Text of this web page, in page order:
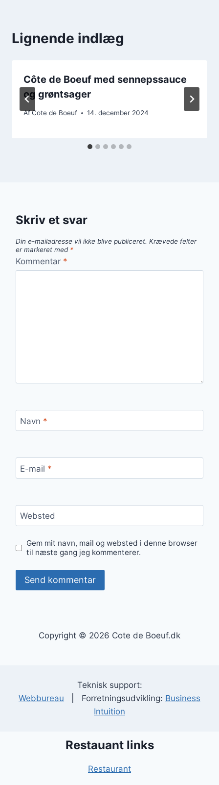
Lignende indlæg
Côte de Boeuf med sennepssauce
og grøntsager
AfCote de Boeuf 14. december 2024
Skriv et svar
Din e-mailadresse vil ikke blive publiceret. Krævede felter
er markeret med *
Kommentar *
Navn *
E-mail *
Websted
Gem mit navn, mail og websted i denne browser
til næste gang jeg kommenterer.
Copyright © 2026 Cote de Boeuf.dk
Teknisk support:
Webbureau | Forretningsudvikling: Business
Intuition
Restauant links
Restaurant